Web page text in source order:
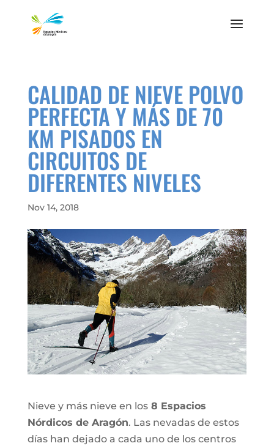
CALIDAD DE NIEVE POLVO
PERFECTA Y MÁS DE 70
KM PISADOS EN
CIRCUITOS DE
DIFERENTES NIVELES
Nov 14, 2018
Nieve y más nieve en los8 Espacios
Nórdicos de Aragón. Las nevadas de estos
días han dejado a cada uno de los centros